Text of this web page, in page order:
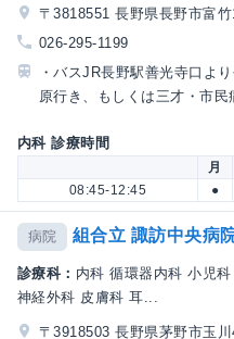
〒3818551 長野県長野市富
026-295-1199
・バスJR長野駅善光寺口よ
原行き、もしくは三才・市民
内科 診療時間
月
08:45-12:45
●
病院 組合立 諏訪中央病
診療科： 内科 循環器内科 小児
神経外科 皮膚科 耳...
〒3918503 長野県茅野市玉